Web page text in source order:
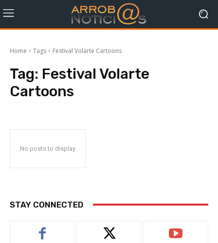
Home Tags Festival Volarte Cartoons
Tag: Festival Volarte
Cartoons
No posts to display
STAY CONNECTED